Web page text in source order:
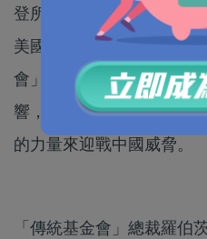
登所做的，卻是將美中關
美國華盛頓具有影響力的
會」發表報告，指出美中
響，並警告美國必須清醒
的力量來迎戰中國威脅。
「傳統基金會」總裁羅伯